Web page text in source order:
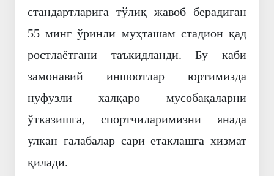
стандартларига тўлиқ жавоб берадиган
55 минг ўринли муҳташам стадион қад
ростлаётгани таъкидланди. Бу каби
замонавий иншоотлар юртимизда
нуфузли халқаро мусобақаларни
ўтказишга, спортчиларимизни янада
улкан ғалабалар сари етаклашга хизмат
қилади.